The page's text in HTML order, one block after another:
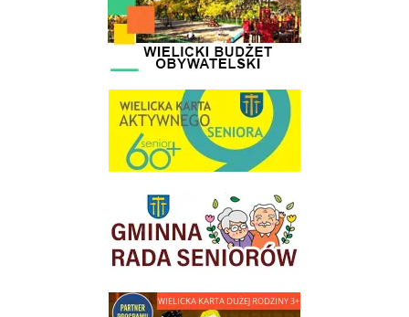
link do strony Wielicka Karta Aktywnego Seniora
link do strony Gminnej Rady Seniorow - Wieliczka
link do strony - Wielicka Karta Dużej Rodziny